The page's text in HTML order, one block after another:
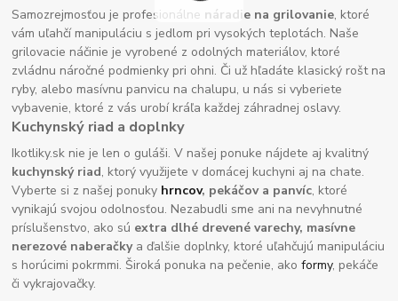
Samozrejmosťou je profesionálne náradie na grilovanie, ktoré
vám uľahčí manipuláciu s jedlom pri vysokých teplotách. Naše
grilovacie náčinie je vyrobené z odolných materiálov, ktoré
zvládnu náročné podmienky pri ohni. Či už hľadáte klasický rošt na
ryby, alebo masívnu panvicu na chalupu, u nás si vyberiete
vybavenie, ktoré z vás urobí kráľa každej záhradnej oslavy.
Kuchynský riad a doplnky
Ikotliky.sk nie je len o guláši. V našej ponuke nájdete aj kvalitný
kuchynský riad, ktorý využijete v domácej kuchyni aj na chate.
Vyberte si z našej ponuky hrncov, pekáčov a panvíc, ktoré
vynikajú svojou odolnosťou. Nezabudli sme ani na nevyhnutné
príslušenstvo, ako sú extra dlhé drevené varechy, masívne
nerezové naberačkya ďalšie doplnky, ktoré uľahčujú manipuláciu
s horúcimi pokrmmi. Široká ponuka na pečenie, akoformy, pekáče
či vykrajovačky.